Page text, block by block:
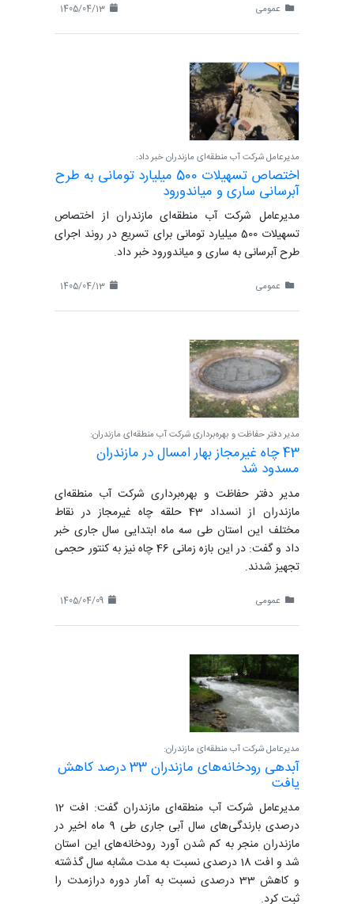
عمومی
مدیرعامل شرکت آب منطقه‌ای مازندران خبر داد:
اختصاص تسهیلات 500 میلیارد تومانی به طرح
آبرسانی ساری و میاندورود
مدیرعامل شرکت آب منطقه‌ای مازندران از اختصاص
تسهیلات 500 میلیارد تومانی برای تسریع در روند اجرای
طرح آبرسانی به ساری و میاندورود خبر داد.
عمومی
مدیر دفتر حفاظت و بهره‌برداری شرکت آب منطقه‌ای مازندران:
43 چاه غیرمجاز بهار امسال در مازندران
مسدود شد
مدیر دفتر حفاظت و بهره‌برداری شرکت آب منطقه‌ای
مازندران از انسداد 43 حلقه چاه غیرمجاز در نقاط
مختلف این استان طی سه ماه ابتدایی سال جاری خبر
داد و گفت: در این بازه زمانی 46 چاه نیز به کنتور حجمی
تجهیز شدند.
عمومی
مدیرعامل شرکت آب منطقه‌ای مازندران:
آبدهی رودخانه‌های مازندران 33 درصد کاهش
یافت
مدیرعامل شرکت آب منطقه‌ای مازندران گفت: افت 12
درصدی بارندگی‌های سال آبی جاری طی 9 ماه اخیر در
مازندران منجر به کم شدن آورد رودخانه‌های این استان
شد و افت 18 درصدی نسبت به مدت مشابه سال گذشته
و کاهش 33 درصدی نسبت به آمار دوره درازمدت را
ثبت کرد.